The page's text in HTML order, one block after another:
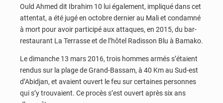
Ould Ahmed dit Ibrahim 10 lui également, impliqué dans cet
attentat, a été jugé en octobre dernier au Mali et condamné
à mort pour avoir participé aux attaques, en 2015, du bar-
restaurant La Terrasse et de l’hôtel Radisson Blu à Bamako.
Le dimanche 13 mars 2016, trois hommes armés s’étaient
rendus sur la plage de Grand-Bassam, à 40 Km au Sud-est
d’Abidjan, et avaient ouvert le feu sur certaines personnes
qui s’y trouvaient. Ce procès s’est ouvert après six ans